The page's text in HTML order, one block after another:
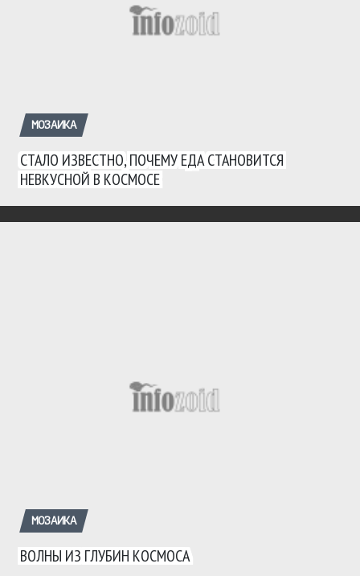
МОЗАИКА
СТАЛО ИЗВЕСТНО, ПОЧЕМУ ЕДА СТАНОВИТСЯ
НЕВКУСНОЙ В КОСМОСЕ
МОЗАИКА
ВОЛНЫ ИЗ ГЛУБИН КОСМОСА